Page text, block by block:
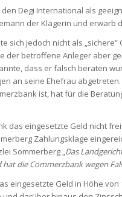
Degi International als
der Klägerin und erwarb
sich jedoch nicht als
der betroffene Anleger aber
dass er falsch beraten
an seine Ehefrau
ist, hat für die
das eingesetzte Geld nicht
Zahlungsklage
Sommerberg „Das
die Commerzbank wegen
eingesetzte Geld in Höhe von